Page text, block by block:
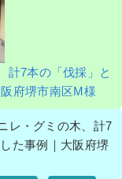
計7本の「伐採」と
府堺市南区M様
レ・グミの木、計7
た事例｜大阪府堺